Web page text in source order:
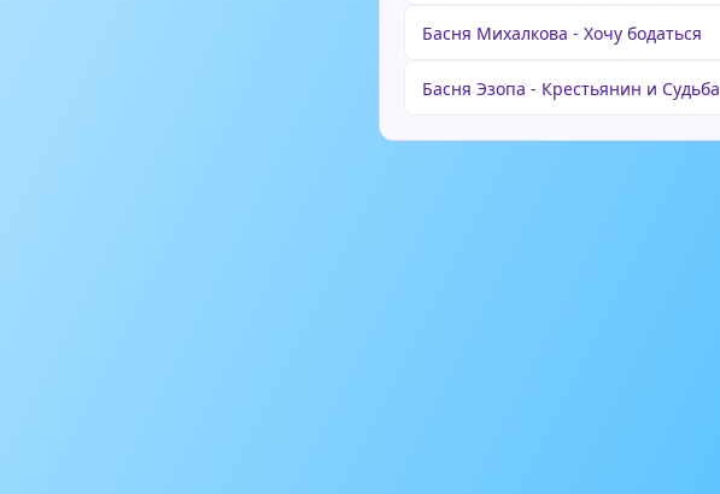
Басня Михалкова - Хочу бодаться
Басня Эзопа - Крестьянин и Судьба